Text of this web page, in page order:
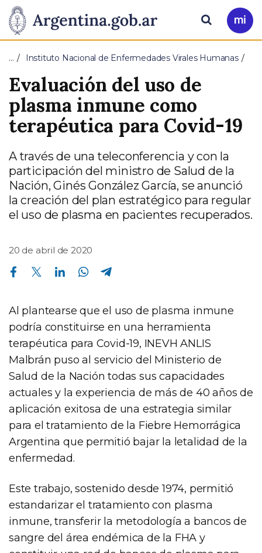
Presidencia
de
la
Nación
Pasar al contenido principal
Ir
a
Buscar
… Instituto Nacional de Enfermedades Virales Humanas
Evaluación del uso de
plasma inmune como
terapéutica para Covid-19
A través de una teleconferencia y con la
participación del ministro de Salud de la
Nación, Ginés González García, se anunció
la creación del plan estratégico para regular
el uso de plasma en pacientes recuperados.
20 de abril de 2020
Compartir en Facebook Compartir en Twitter Compartir en Linkedin Compartir en Whatsapp
Al plantearse que el uso de plasma inmune
podría constituirse en una herramienta
terapéutica para Covid-19, INEVH ANLIS
Malbrán puso al servicio del Ministerio de
Salud de la Nación todas sus capacidades
actuales y la experiencia de más de 40 años de
aplicación exitosa de una estrategia similar
para el tratamiento de la Fiebre Hemorrágica
Argentina que permitió bajar la letalidad de la
enfermedad.
Este trabajo, sostenido desde 1974, permitió
estandarizar el tratamiento con plasma
inmune, transferir la metodología a bancos de
sangre del área endémica de la FHA y